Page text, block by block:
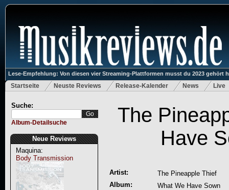
Lese-Empfehlung: Von diesen vier Streaming-Plattformen musst du 2023 gehört
Startseite Neuste Reviews Release-Kalender News Live
Suche:
Album-Detailsuche
Neue Reviews
Maquina:
Body Transmission
The
Have
Artist:
The Pineapple Thief
Album:
What We Have Sown